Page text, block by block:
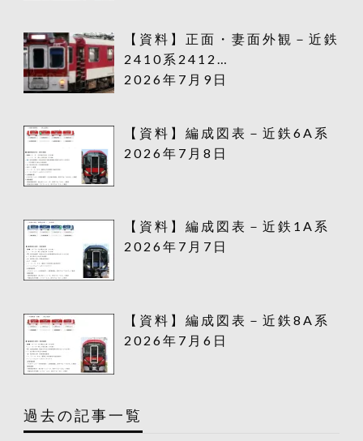
【資料】正面・妻面外観－近鉄
2410系2412…
2026年7月9日
【資料】編成図表－近鉄6A系
2026年7月8日
【資料】編成図表－近鉄1A系
2026年7月7日
【資料】編成図表－近鉄8A系
2026年7月6日
過去の記事一覧